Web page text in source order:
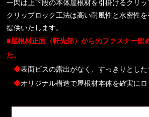
一閃は上下段の本体屋根材を引掛けるクリッ
クリップロック工法は高い耐風性と水密性
提供いたします。
■屋根材正面（軒先部）からのファスナー留
た。
◆表面ビスの露出がなく、すっきりとした
◆オリジナル構造で屋根材本体を確実にロ